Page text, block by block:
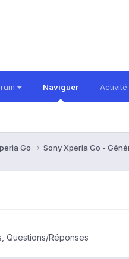
Naviguer Activité
Go Sony Xperia Go -
Questions/Réponses